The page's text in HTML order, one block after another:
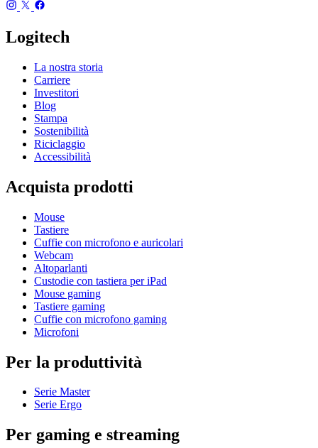
Logitech
La nostra storia
Carriere
Investitori
Blog
Stampa
Sostenibilità
Riciclaggio
Accessibilità
Acquista prodotti
Mouse
Tastiere
Cuffie con microfono e auricolari
Webcam
Altoparlanti
Custodie con tastiera per iPad
Mouse gaming
Tastiere gaming
Cuffie con microfono gaming
Microfoni
Per la produttività
Serie Master
Serie Ergo
Per gaming e streaming